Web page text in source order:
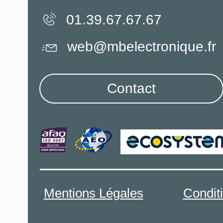
01.39.67.67.67
Mentions Légales
web@mbelectronique.fr
Contact